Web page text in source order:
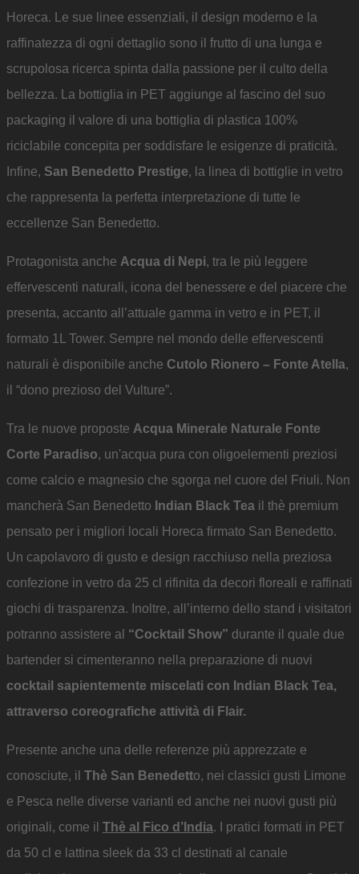
Horeca. Le sue linee essenziali, il design moderno e la
raffinatezza di ogni dettaglio sono il frutto di una lunga e
scrupolosa ricerca spinta dalla passione per il culto della
bellezza. La bottiglia in PET aggiunge al fascino del suo
packaging il valore di una bottiglia di plastica 100%
riciclabile concepita per soddisfare le esigenze di praticità.
Infine, San Benedetto Prestige, la linea di bottiglie in vetro
che rappresenta la perfetta interpretazione di tutte le
eccellenze San Benedetto.
Protagonista anche Acqua di Nepi, tra le più leggere
effervescenti naturali, icona del benessere e del piacere che
presenta, accanto all’attuale gamma in vetro e in PET, il
formato 1L Tower. Sempre nel mondo delle effervescenti
naturali è disponibile anche Cutolo Rionero – Fonte Atella,
il “dono prezioso del Vulture”.
Tra le nuove proposte Acqua Minerale Naturale Fonte
Corte Paradiso, un'acqua pura con oligoelementi preziosi
come calcio e magnesio che sgorga nel cuore del Friuli. Non
mancherà San Benedetto Indian Black Tea il thè premium
pensato per i migliori locali Horeca firmato San Benedetto.
Un capolavoro di gusto e design racchiuso nella preziosa
confezione in vetro da 25 cl rifinita da decori floreali e raffinati
giochi di trasparenza. Inoltre, all’interno dello stand i visitatori
potranno assistere al “Cocktail Show” durante il quale due
bartender si cimenteranno nella preparazione di nuovi
cocktail sapientemente miscelati con Indian Black Tea,
attraverso coreografiche attività di Flair.
Presente anche una delle referenze più apprezzate e
conosciute, il Thè San Benedetto, nei classici gusti Limone
e Pesca nelle diverse varianti ed anche nei nuovi gusti più
originali, come il Thè al Fico d’India. I pratici formati in PET
da 50 cl e lattina sleek da 33 cl destinati al canale